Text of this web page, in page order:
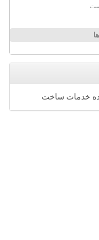
خدمات ساخت